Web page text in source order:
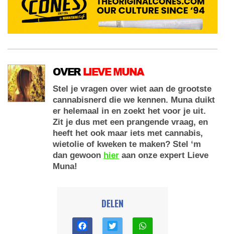
OVERLIEVE MUNA
Stel je vragen over wiet aan de grootste
cannabisnerd die we kennen. Muna duikt
er helemaal in en zoekt het voor je uit.
Zit je dus met een prangende vraag, en
heeft het ook maar iets met cannabis,
wietolie of kweken te maken? Stel ‘m
dan gewoon hier aan onze expert Lieve
Muna!
DELEN